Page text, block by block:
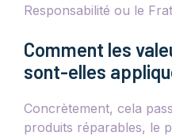
Responsabilité ou le
Comment les
sont-elles
Concrètement, cela
produits réparables, le